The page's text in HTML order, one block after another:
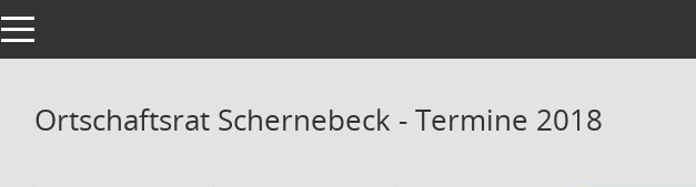
Toggle navigation
Ortschaftsrat Schernebeck - Termine 2018